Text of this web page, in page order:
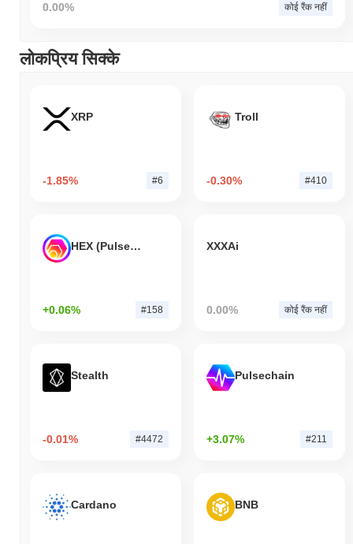
0.00% कोई रैंक नहीं
लोकप्रिय सिक्के
XRP
-1.85% #6
Troll
-0.30% #410
HEX (Pulsechain)
+0.06% #158
XXXAi
0.00% कोई रैंक नहीं
Stealth
-0.01% #4472
Pulsechain
+3.07% #211
Cardano BNB